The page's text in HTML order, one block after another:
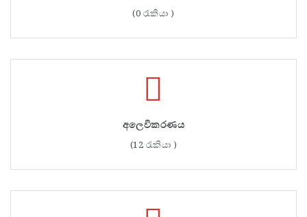
(0 රැකියා )
අලෙවිකරණය
(12 රැකියා )